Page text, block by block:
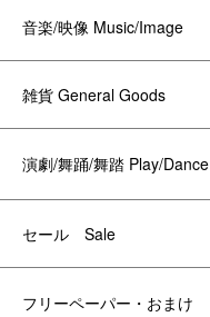
音楽/映像 Music/Image
雑貨 General Goods
演劇/舞踊/舞踏 Play/Dance
セール Sale
フリーペーパー・おまけ